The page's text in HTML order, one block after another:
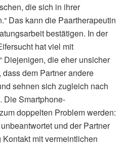
die sich in ihrer
Das kann die Paartherapeutin
bestätigen. In der
hat viel mit
Diejenigen, die eher unsicher
dem Partner andere
sehnen sich zugleich nach
Die Smartphone-
doppelten Problem werden:
und der Partner
mit vermeintlichen